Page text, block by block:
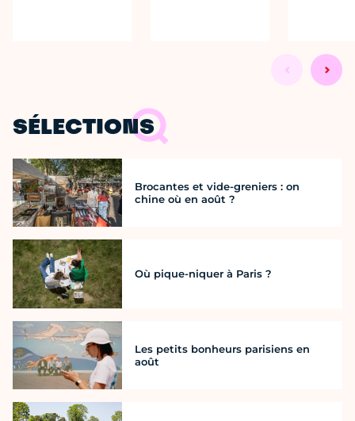
SÉLECTIONS
Brocantes et vide-greniers : on
chine où en août ?
Où pique-niquer à Paris ?
Les petits bonheurs parisiens en
août